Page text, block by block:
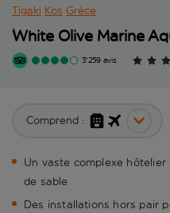
Tigaki Kos Grèce
White Olive Marine
3'259 avis
Comprend :
Un vaste complexe hôtelier
de sable
Des installations hors pair